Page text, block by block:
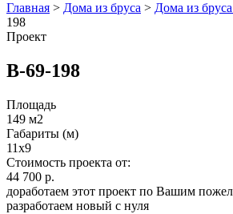
Главная > Дома из бруса > Дома из
198
Проект
В-69-198
Площадь
149 м2
Габариты (м)
11x9
Стоимость проекта от:
44 700 р.
доработаем этот проект по Вашим
разработаем новый с нуля